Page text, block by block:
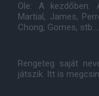
Ole: A kezdőben:
Martial, James,
Chong, Gomes, stb....
Rengeteg saját
játszik. Itt is